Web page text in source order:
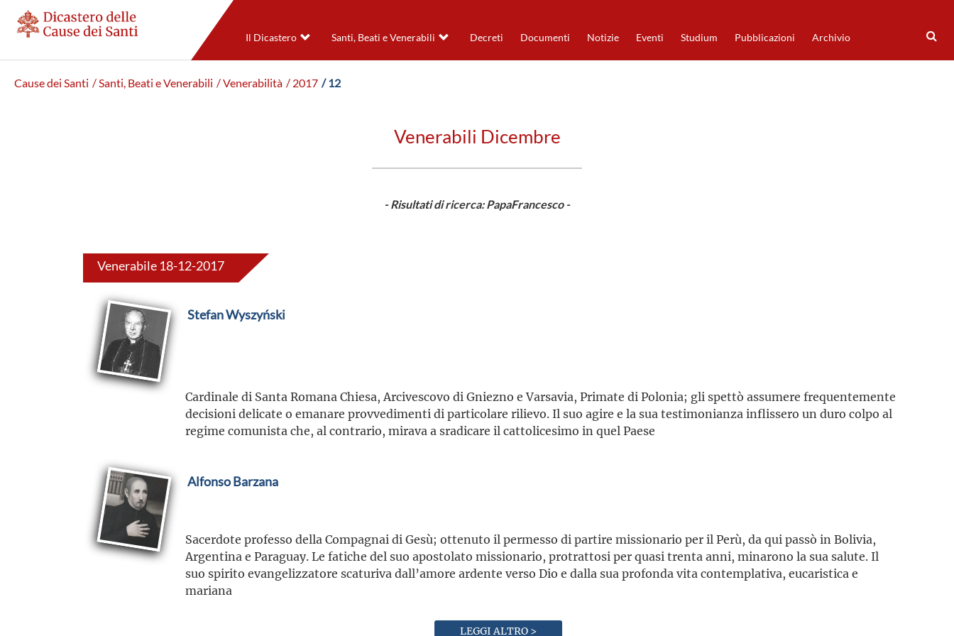
Il Dicastero Santi, Beati e Venerabili Decreti Documenti Notizie Eventi Studium Pubblicazioni Archivio
Cause dei Santi / Santi, Beati e Venerabili / Venerabilità / 2017 / 12
Venerabili Dicembre
- Risultati di ricerca: PapaFrancesco -
Venerabile 18-12-2017
Stefan Wyszyński
Cardinale di Santa Romana Chiesa, Arcivescovo di Gniezno e Varsavia, Primate di Polonia; gli spettò assumere frequentemente
decisioni delicate o emanare provvedimenti di particolare rilievo. Il suo agire e la sua testimonianza inflissero un duro colpo al
regime comunista che, al contrario, mirava a sradicare il cattolicesimo in quel Paese
Alfonso Barzana
Sacerdote professo della Compagnai di Gesù; ottenuto il permesso di partire missionario per il Perù, da qui passò in Bolivia,
Argentina e Paraguay. Le fatiche del suo apostolato missionario, protrattosi per quasi trenta anni, minarono la sua salute. Il
suo spirito evangelizzatore scaturiva dall’amore ardente verso Dio e dalla sua profonda vita contemplativa, eucaristica e
mariana
LEGGI ALTRO >